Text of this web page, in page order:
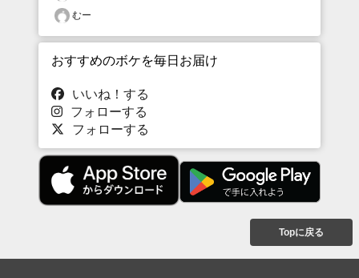
むー
おすすめのボケを毎日お届け
いいね！する
フォローする
フォローする
Topに戻る